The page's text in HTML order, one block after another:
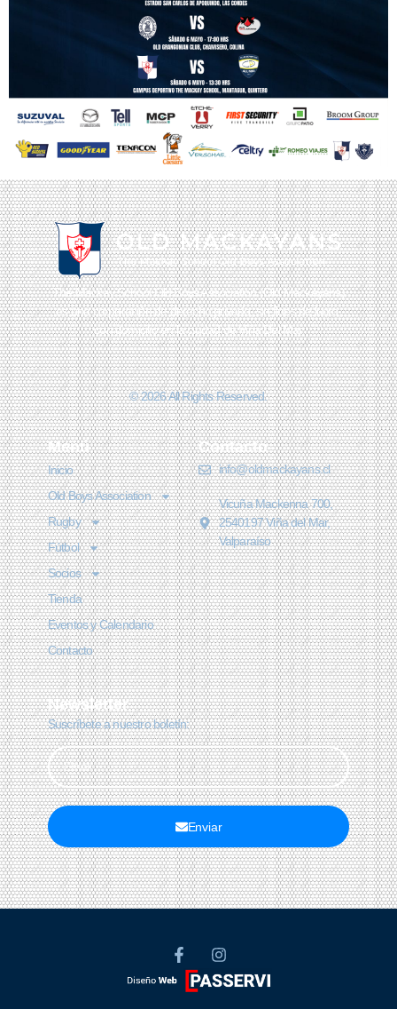
The Mackay School Old Boys Association (Old Mackayans)
es una corporación de derecho privado, sin fines de lucro,
con domicilio en la ciudad de Viña Del Mar
© 2026 All Rights Reserved.
Menú
Inicio
Old Boys Association
Rugby
Fútbol
Socios
Tienda
Eventos y Calendario
Contacto
Contacto
info@oldmackayans.cl
Vicuña Mackenna 700,
2540197 Viña del Mar,
Valparaíso
Newsletter
Suscríbete a nuestro boletín:
Enviar